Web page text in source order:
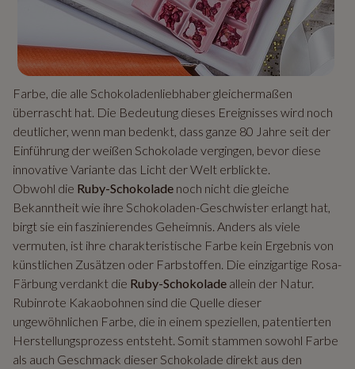
Farbe, die alle Schokoladenliebhaber gleichermaßen
überrascht hat. Die Bedeutung dieses Ereignisses wird noch
deutlicher, wenn man bedenkt, dass ganze 80 Jahre seit der
Einführung der weißen Schokolade vergingen, bevor diese
innovative Variante das Licht der Welt erblickte.
Obwohl die Ruby-Schokolade noch nicht die gleiche
Bekanntheit wie ihre Schokoladen-Geschwister erlangt hat,
birgt sie ein faszinierendes Geheimnis. Anders als viele
vermuten, ist ihre charakteristische Farbe kein Ergebnis von
künstlichen Zusätzen oder Farbstoffen. Die einzigartige Rosa-
Färbung verdankt die Ruby-Schokolade allein der Natur.
Rubinrote Kakaobohnen sind die Quelle dieser
ungewöhnlichen Farbe, die in einem speziellen, patentierten
Herstellungsprozess entsteht. Somit stammen sowohl Farbe
als auch Geschmack dieser Schokolade direkt aus den